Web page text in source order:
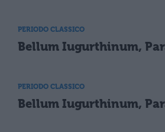
PERIODO CLASSICO
Bellum Iugurthinum,
PERIODO CLASSICO
Bellum Iugurthinum,